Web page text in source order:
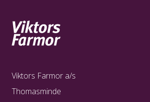
Viktors Farmor a/s
Thomasminde